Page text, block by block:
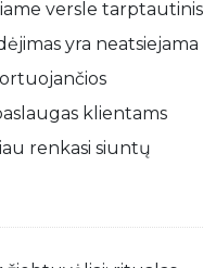
versle tarptautinis
yra neatsiejama
klientams
renkasi siuntų